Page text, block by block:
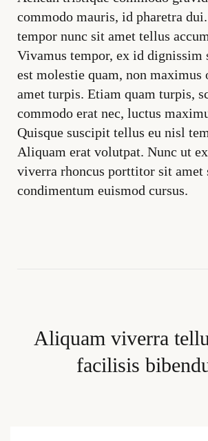
commodo mauris, id pharetra
tempor nunc sit amet tellus
Vivamus tempor, ex id dignissim
est molestie quam, non maximus
amet turpis. Etiam quam turpis,
commodo erat nec, luctus
Quisque suscipit tellus eu nisl
Aliquam erat volutpat. Nunc ut
viverra rhoncus porttitor sit amet
condimentum euismod cursus.
Aliquam viverra
facilisis